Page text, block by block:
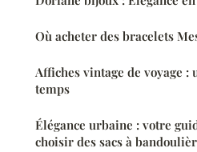
Où acheter des bracelets
Affiches vintage de voyage :
temps
Élégance urbaine : votre
choisir des sacs à